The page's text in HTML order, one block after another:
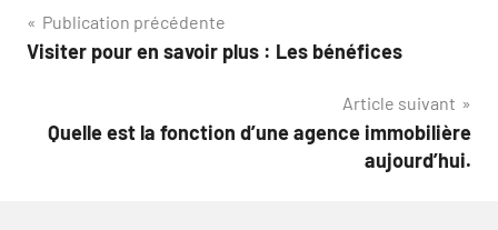
Navigation
de
Publication précédente
Visiter pour en savoir plus : Les bénéfices
Article suivant
Quelle est la fonction d’une agence immobilière
aujourd’hui.